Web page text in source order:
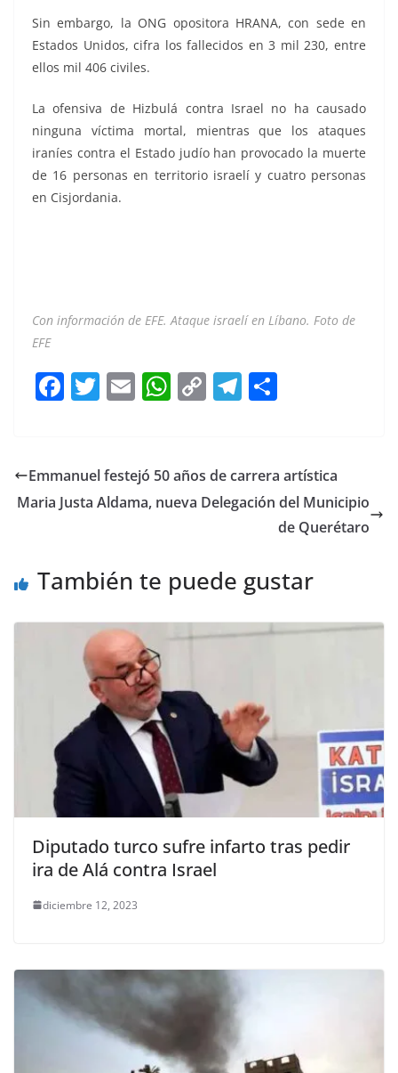
Sin embargo, la ONG opositora HRANA, con sede en
Estados Unidos, cifra los fallecidos en 3 mil 230, entre
ellos mil 406 civiles.
La ofensiva de Hizbulá contra Israel no ha causado
ninguna víctima mortal, mientras que los ataques
iraníes contra el Estado judío han provocado la muerte
de 16 personas en territorio israelí y cuatro personas
en Cisjordania.
Con información de EFE. Ataque israelí en Líbano. Foto de
EFE
F
e
b
k
T
er
E
l
W
s
A
C
y
Li
T
gr
a
e
Emmanuel festejó 50 años de carrera artística
Maria Justa Aldama, nueva Delegación del Municipio
de Querétaro
También te puede gustar
Diputado turco sufre infarto tras pedir
ira de Alá contra Israel
diciembre 12, 2023